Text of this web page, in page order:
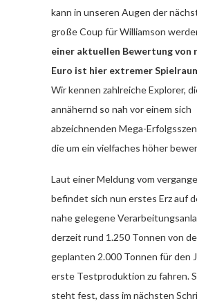
kann in unseren Augen der
große Coup für Williamson
einer aktuellen Bewertung von
Euro ist hier extremer
Wir kennen zahlreiche Explorer,
annähernd so nah vor einem sich
abzeichnenden Mega-
die um ein vielfaches höher
Laut einer Meldung vom
befindet sich nun erstes Erz auf
nahe gelegene
derzeit rund 1.250 Tonnen von
geplanten 2.000 Tonnen für den
erste Testproduktion zu fahren.
steht fest, dass im nächsten